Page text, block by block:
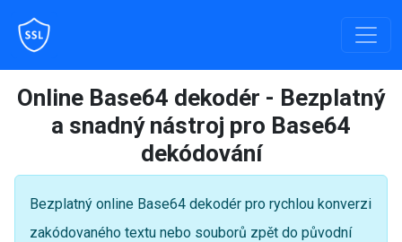
Online Base64 dekodér - Bezplatný
a snadný nástroj pro Base64
dekódování
Bezplatný online Base64 dekodér pro rychlou konverzi
zakódovaného textu nebo souborů zpět do původní